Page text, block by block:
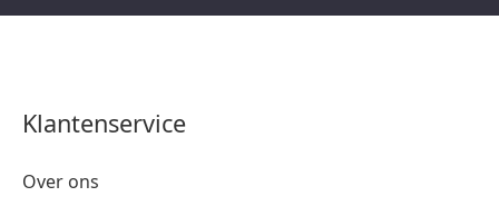
Klantenservice
Over ons